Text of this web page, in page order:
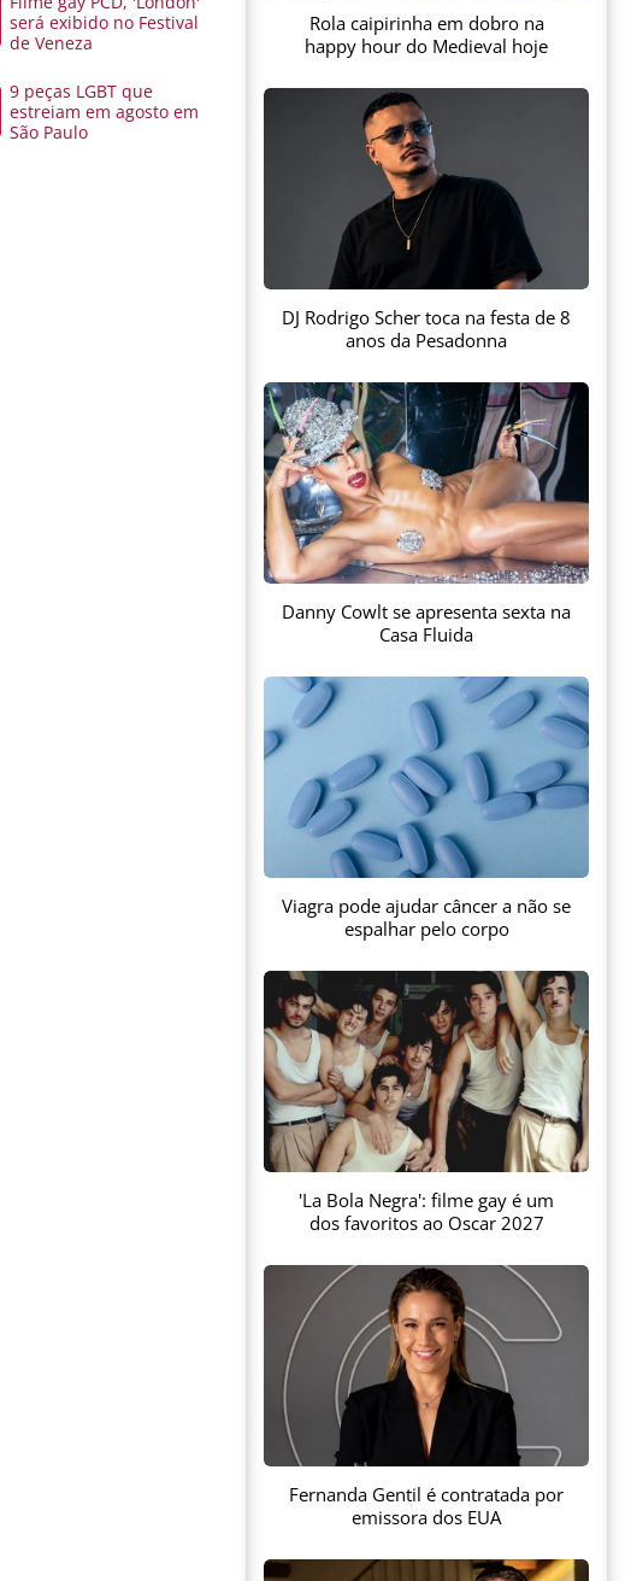
será exibido no Festival
de Veneza
9 peças LGBT que
estreiam em agosto em
São Paulo
Rola caipirinha em dobro na
happy hour do Medieval hoje
DJ Rodrigo Scher toca na festa de 8
anos da Pesadonna
Danny Cowlt se apresenta sexta na
Casa Fluida
Viagra pode ajudar câncer a não se
espalhar pelo corpo
'La Bola Negra': filme gay é um
dos favoritos ao Oscar 2027
Fernanda Gentil é contratada por
emissora dos EUA